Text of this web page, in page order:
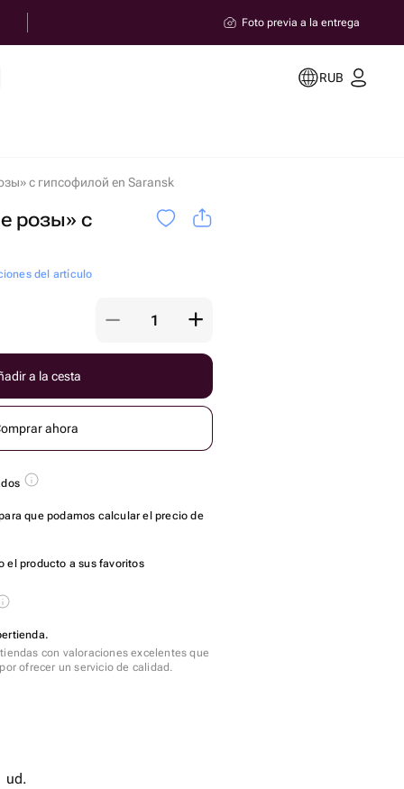
Foto previa a la entrega
RUB
с гипсофилой en Saransk
розы» с
del artículo
a la cesta
ahora
que podamos calcular el precio de
el producto a sus favoritos
con valoraciones excelentes que
ofrecer un servicio de calidad.
diseño - 1 ud.